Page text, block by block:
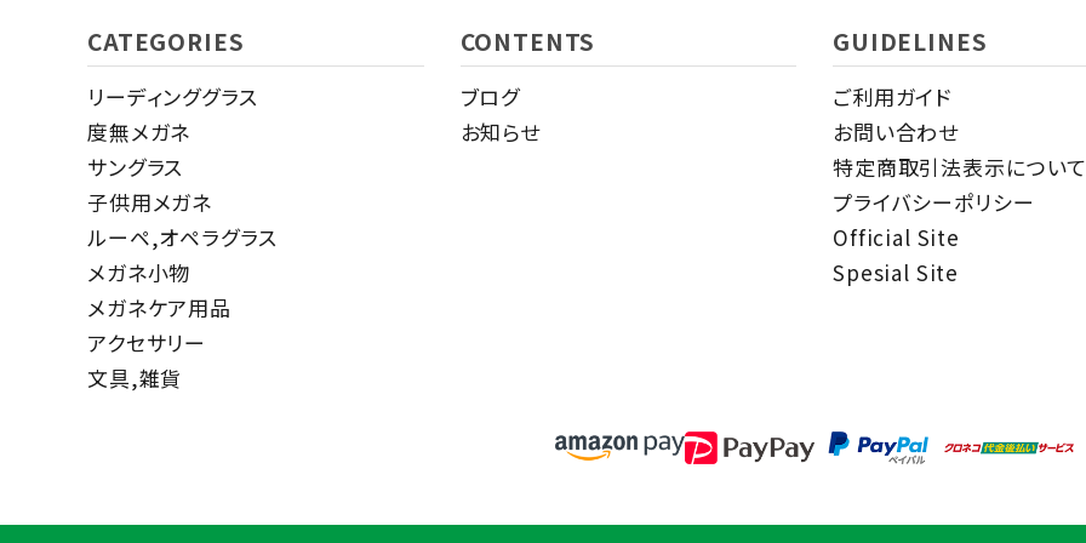
CATEGORIES
リーディンググラス
度無メガネ
サングラス
子供用メガネ
ルーペ,オペラグラス
メガネ小物
メガネケア用品
アクセサリー
文具,雑貨
CONTENTS
ブログ
お知らせ
GUIDELINES
ご利用ガイド
お問い合わせ
特定商取引法表示につい
プライバシーポリシー
Official Site
Spesial Site